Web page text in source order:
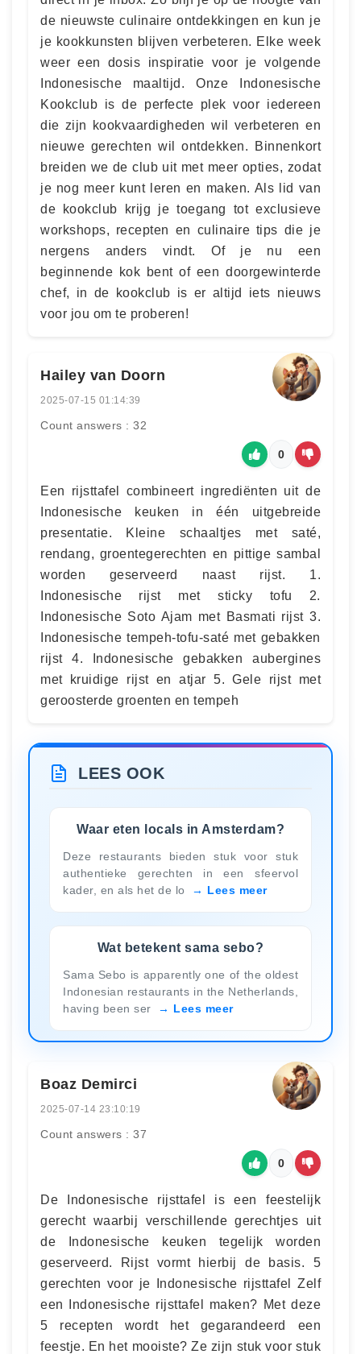
de nieuwste culinaire ontdekkingen en kun je
je kookkunsten blijven verbeteren. Elke week
weer een dosis inspiratie voor je volgende
Indonesische maaltijd. Onze Indonesische
Kookclub is de perfecte plek voor iedereen
die zijn kookvaardigheden wil verbeteren en
nieuwe gerechten wil ontdekken. Binnenkort
breiden we de club uit met meer opties, zodat
je nog meer kunt leren en maken. Als lid van
de kookclub krijg je toegang tot exclusieve
workshops, recepten en culinaire tips die je
nergens anders vindt. Of je nu een
beginnende kok bent of een doorgewinterde
chef, in de kookclub is er altijd iets nieuws
voor jou om te proberen!
Hailey van Doorn
2025-07-15 01:14:39
Count answers : 32
0
Een rijsttafel combineert ingrediënten uit de
Indonesische keuken in één uitgebreide
presentatie. Kleine schaaltjes met saté,
rendang, groentegerechten en pittige sambal
worden geserveerd naast rijst. 1.
Indonesische rijst met sticky tofu 2.
Indonesische Soto Ajam met Basmati rijst 3.
Indonesische tempeh-tofu-saté met gebakken
rijst 4. Indonesische gebakken aubergines
met kruidige rijst en atjar 5. Gele rijst met
geroosterde groenten en tempeh
LEES OOK
Waar eten locals in Amsterdam?
Deze restaurants bieden stuk voor stuk
authentieke gerechten in een sfeervol
kader, en als het de lo
Lees meer
Wat betekent sama sebo?
Sama Sebo is apparently one of the oldest
Indonesian restaurants in the Netherlands,
having been ser
Lees meer
Boaz Demirci
2025-07-14 23:10:19
Count answers : 37
0
De Indonesische rijsttafel is een feestelijk
gerecht waarbij verschillende gerechtjes uit
de Indonesische keuken tegelijk worden
geserveerd. Rijst vormt hierbij de basis. 5
gerechten voor je Indonesische rijsttafel Zelf
een Indonesische rijsttafel maken? Met deze
5 recepten wordt het gegarandeerd een
feestje. En het mooiste? Ze zijn stuk voor stuk